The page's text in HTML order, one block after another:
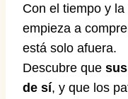
Con el tiempo y
empieza a
está solo afuera.
Descubre que
de sí, y que los